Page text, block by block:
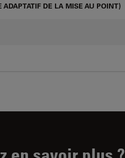
ADAPTATIF DE LA MISE AU POINT)